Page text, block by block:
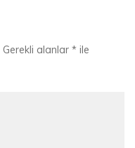
Gerekli alanlar* ile